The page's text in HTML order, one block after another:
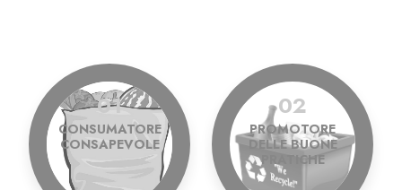
01
CONSUMATORE
CONSAPEVOLE
02
PROMOTORE
DELLE BUONE
PRATICHE